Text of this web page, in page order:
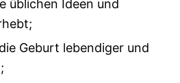
üblichen Ideen und
Geburt lebendiger und